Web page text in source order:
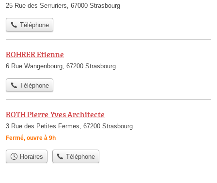
25 Rue des Serruriers, 67000 Strasbourg
Téléphone
ROHRER Etienne
6 Rue Wangenbourg, 67200 Strasbourg
Téléphone
ROTH Pierre-Yves Architecte
3 Rue des Petites Fermes, 67200 Strasbourg
Fermé, ouvre à 9h
Horaires Téléphone